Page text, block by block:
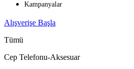
Kampanyalar
Alışverişe Başla
Tümü
Cep Telefonu-Aksesuar